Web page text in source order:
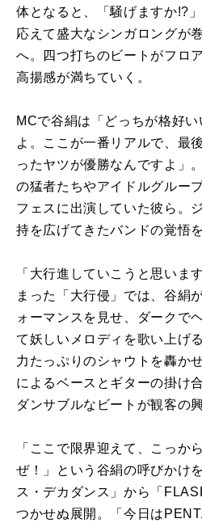
体となると、「騒げますか!?
応えて盛大なシンガロングが
へ。四つ打ちのビートがフロ
高揚感が満ちていく。
MCで谷絹は「どっちが格好
よ。ここが一番リアルで、最
ったヤツが優勝なんですよ」
の猛者たちやアイドルグルー
フェスに出演していた彼ら。
持を広げてきたバンドの覚悟
「大行進していこうと思いま
まった「大行侵」では、谷絹
ォーマンスを見せ、ダークで
て妖しいメロディを歌い上げ
力たっぷりのシャウトを轟か
によるベースとギターの掛け
ダンサブルなビートが観客の
「ここで限界迎えて、こっか
ぜ！」という谷絹の呼びかけ
ス・デカダンス」から「
つかせぬ展開。「今日は